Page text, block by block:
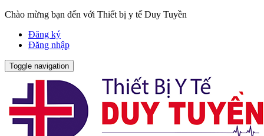
Chào mừng bạn đến với Thiết bị y tế Duy Tuyền
Đăng ký
Đăng nhập
Toggle navigation